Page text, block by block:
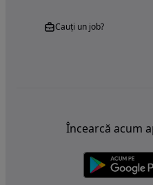
Cauți un job?
Încearcă acum